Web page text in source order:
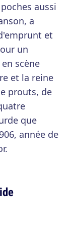
aussi
a
et
un
scène
et la reine
prouts, de
que
année de